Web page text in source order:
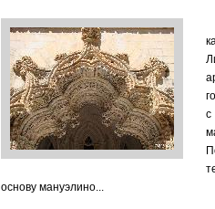
с
основу мануэлино...